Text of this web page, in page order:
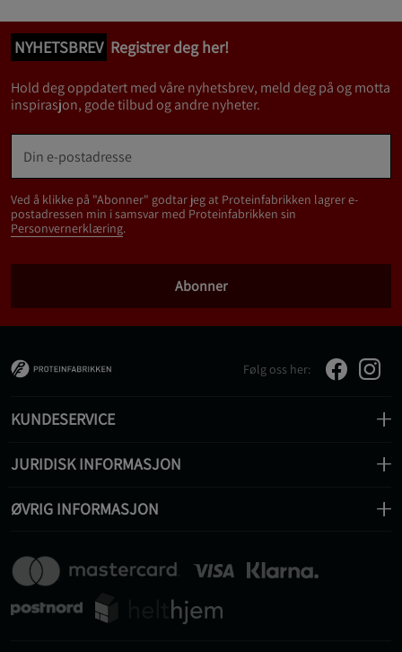
NYHETSBREV Registrer deg her!
Hold deg oppdatert med våre nyhetsbrev, meld deg på og motta
inspirasjon, gode tilbud og andre nyheter.
Ved å klikke på "Abonner" godtar jeg at Proteinfabrikken lagrer e-
postadressen min i samsvar med Proteinfabrikken sin
Personvernerklæring.
Abonner
Følg oss her:
KUNDESERVICE
JURIDISK INFORMASJON
ØVRIG INFORMASJON